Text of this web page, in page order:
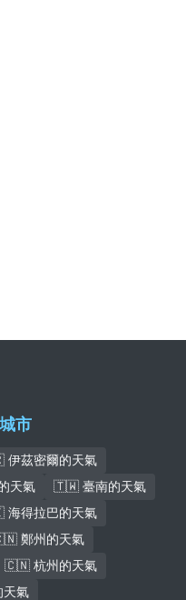
市
茲密爾的天氣
天氣
🇹🇼 臺南的天氣
得拉巴的天氣
鄭州的天氣
🇨🇳 杭州的天氣
氣